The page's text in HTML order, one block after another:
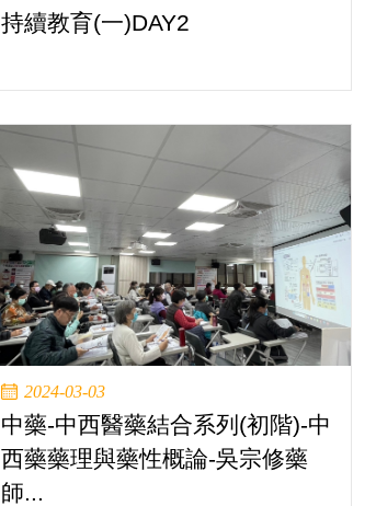
持續教育(一)DAY2
2024-03-03
中藥-中西醫藥結合系列(初階)-中
西藥藥理與藥性概論-吳宗修藥
師...